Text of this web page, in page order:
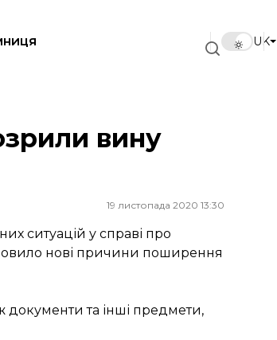
UK
вину
19 листопада 2020 13:30
ситуацій у справі про
нові причини поширення
документи та інші предмети,